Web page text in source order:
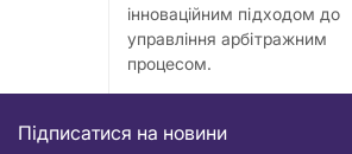
інноваційним підходом до
управління арбітражним
процесом.
Підписатися на новини